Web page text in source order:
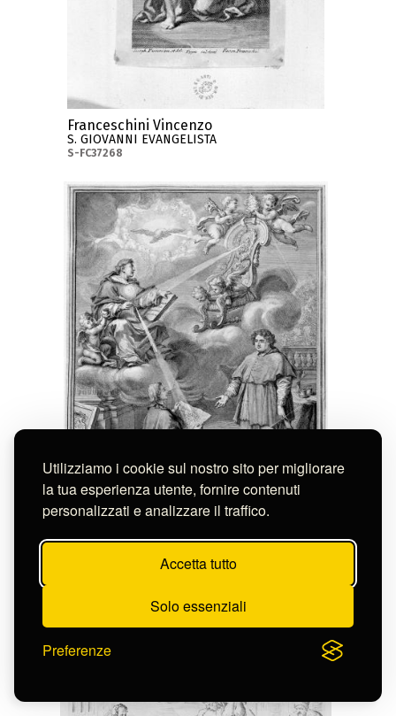
Utilizziamo i cookie sul nostro sito per migliorare
la tua esperienza utente, fornire contenuti
personalizzati e analizzare il traffico.
Accetta tutto
Solo essenziali
Preferenze
Franceschini Vincenzo
S. GIOVANNI EVANGELISTA
S-FC37268
Franceschini Vincenzo